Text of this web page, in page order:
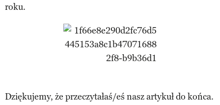
roku.
Dziękujemy, że przeczytałaś/eś nasz artykuł do końca.